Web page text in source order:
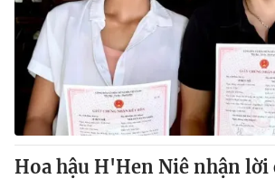
Học trực tuyến
Hitech Công nghệ tương lai
Sản phẩm
Thị trường
Tư vấn
Giao lưu trực tuyến
Lịch phát sóng
Chuyên mục khác
Hoa hậu H'Hen Niê nhận lời